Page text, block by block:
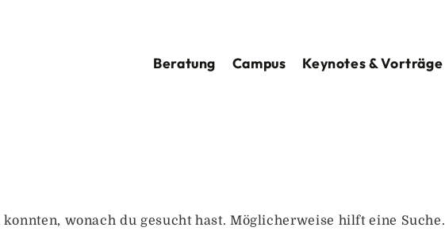
Beratung
Campus Keynotes & Vorträge
wonach du gesucht hast. Möglicherweise hilft eine Suche.